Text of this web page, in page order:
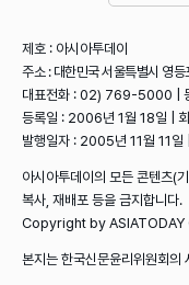
제호 : 아시아투데이
주소 : 대한민국 서울특별시 영
대표전화 : 02) 769-5000 |
등록일 : 2006년 1월 18일 | 회
발행일자 : 2005년 11월 11일
아시아투데이의 모든 콘텐츠(
복사, 재배포 등을 금지합니다.
Copyright by
본지는 한국신문윤리위원회의